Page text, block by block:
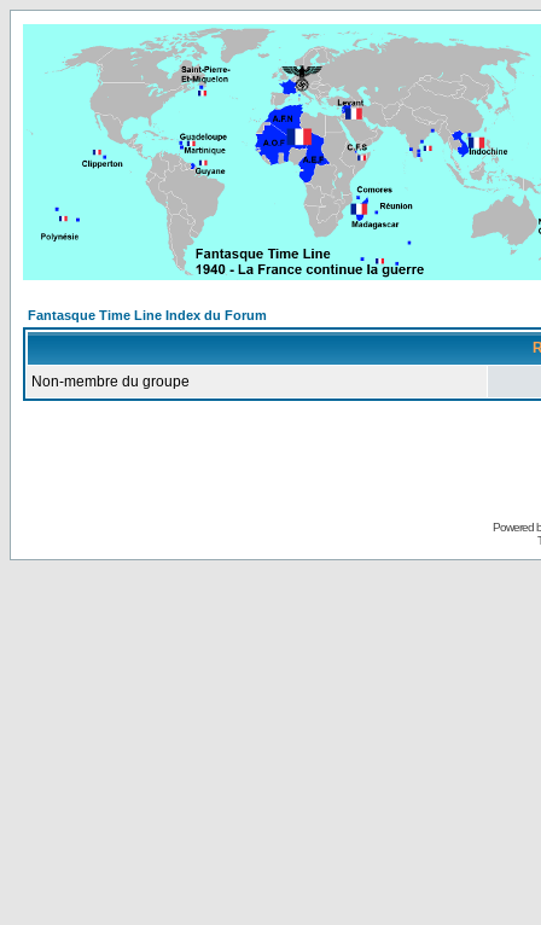
Fantasque Time Line Index du Forum
Non-membre du groupe
Powered